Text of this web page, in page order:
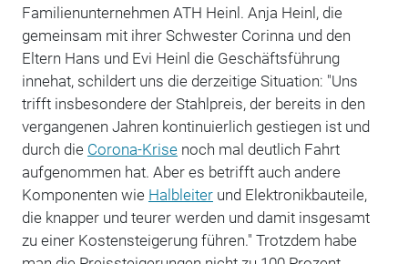
Familienunternehmen ATH Heinl. Anja Heinl, die
gemeinsam mit ihrer Schwester Corinna und den
Eltern Hans und Evi Heinl die Geschäftsführung
innehat, schildert uns die derzeitige Situation: "Uns
trifft insbesondere der Stahlpreis, der bereits in den
vergangenen Jahren kontinuierlich gestiegen ist und
durch die Corona-Krisenoch mal deutlich Fahrt
aufgenommen hat. Aber es betrifft auch andere
Komponenten wie Halbleiterund Elektronikbauteile,
die knapper und teurer werden und damit insgesamt
zu einer Kostensteigerung führen." Trotzdem habe